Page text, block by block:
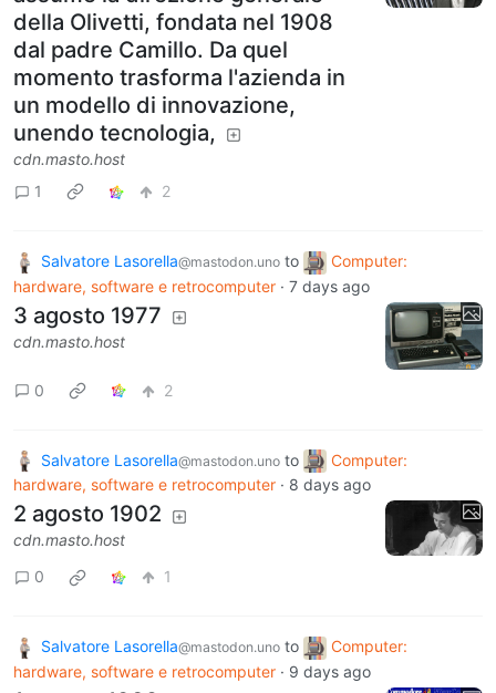
della Olivetti, fondata nel 1908
dal padre Camillo. Da quel
momento trasforma l'azienda in
un modello di innovazione,
unendo tecnologia,
cdn.masto.host
1
2
Salvatore Lasorella@mastodon.uno to
Computer:
hardware, software e retrocomputer · 7 days ago
3 agosto 1977
cdn.masto.host
0 2
Salvatore Lasorella@mastodon.uno to
Computer:
hardware, software e retrocomputer · 8 days ago
2 agosto 1902
cdn.masto.host
0
1
Salvatore Lasorella@mastodon.uno to
Computer:
hardware, software e retrocomputer · 9 days ago